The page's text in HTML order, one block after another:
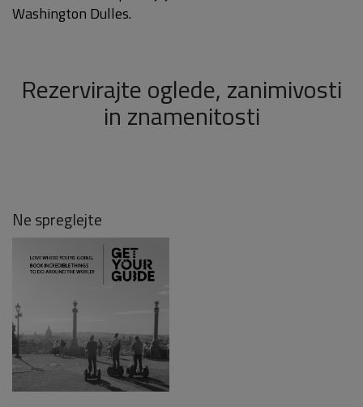
Washington Dulles.
Rezervirajte oglede, zanimivosti
in znamenitosti
Ne spreglejte